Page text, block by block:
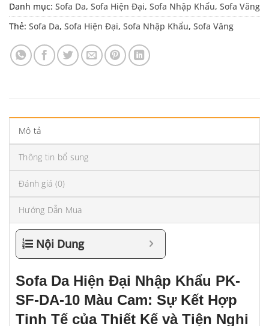
Danh mục: Sofa Da, Sofa Hiện Đại, Sofa Nhập Khẩu, Sofa Văng
Thẻ: Sofa Da, Sofa Hiện Đại, Sofa Nhập Khẩu, Sofa Văng
Mô tả
Thông tin bổ sung
Đánh giá (0)
Hướng Dẫn Mua
Nội Dung
Sofa Da Hiện Đại Nhập Khẩu PK-
SF-DA-10 Màu Cam: Sự Kết Hợp
Tinh Tế của Thiết Kế và Tiện Nghi